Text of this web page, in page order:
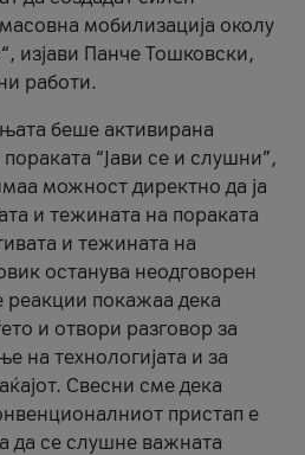
мобилизација околу
изјави Панче Тошковски,
работи.
беше активирана
“Јави се и слушни”,
можност директно да ја
и тежината на пораката
и тежината на
останува неодговорен
реакции покажаа дека
и отвори разговор за
на технологијата и за
Свесни сме дека
пристап е
да се слушне важната